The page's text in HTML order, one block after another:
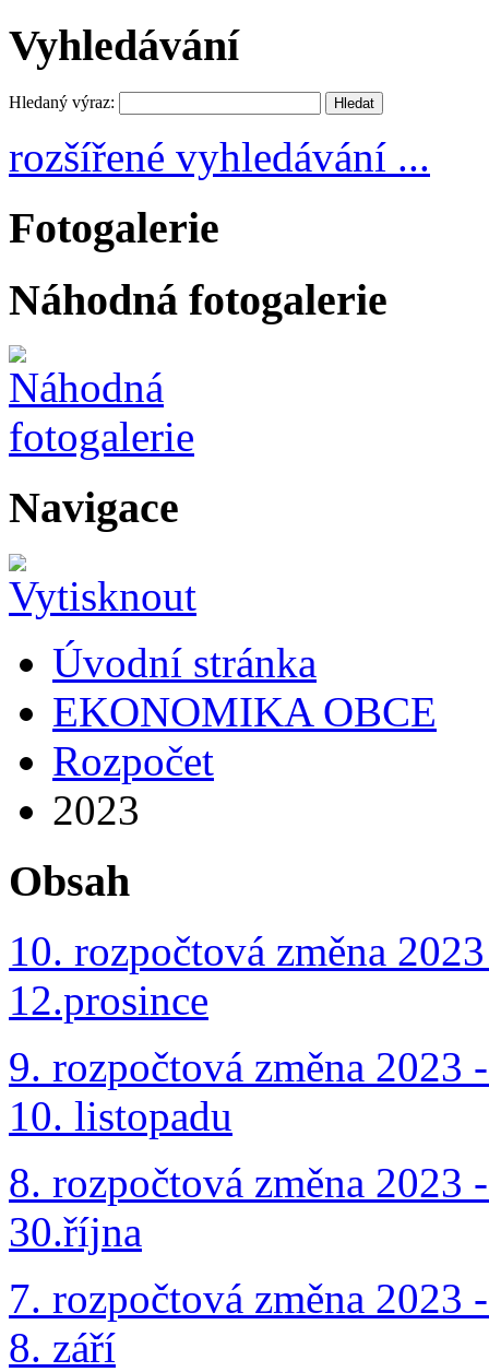
Vyhledávání
Hledaný výraz:
rozšířené vyhledávání ...
Fotogalerie
Náhodná fotogalerie
Navigace
Úvodní stránka
EKONOMIKA OBCE
Rozpočet
2023
Obsah
10. rozpočtová změna
12.prosince
9. rozpočtová změna 2023
10. listopadu
8. rozpočtová změna 2023
30.října
7. rozpočtová změna 2023
8. září